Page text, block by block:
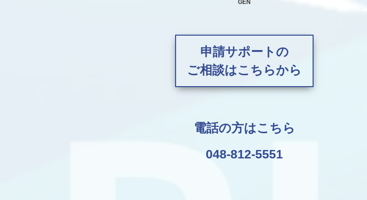
GEN
申請サポートの
ご相談はこちらから
電話の方はこちら
048-812-5551